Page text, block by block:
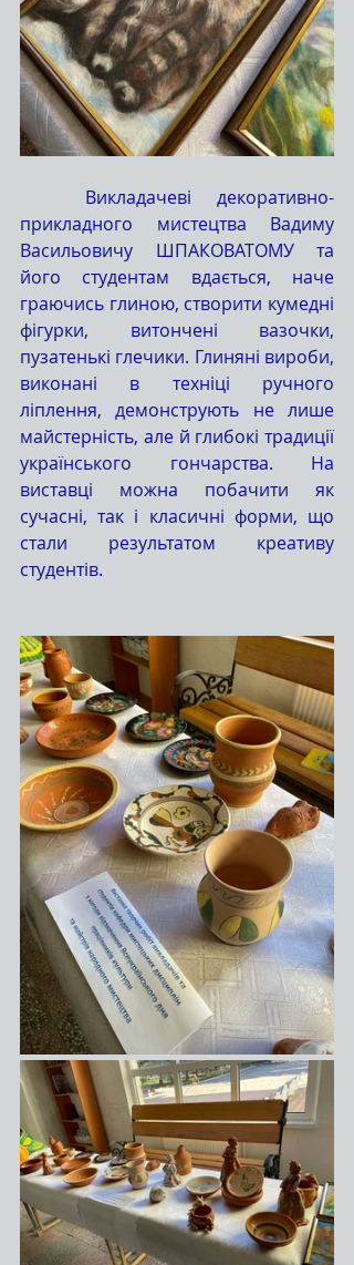
прикладного мистецтва Вадиму
Васильовичу ШПАКОВАТОМУ та
його студентам вдається, наче
граючись глиною, створити кумедні
фігурки, витончені вазочки,
пузатенькі глечики. Глиняні вироби,
виконані в техніці ручного
ліплення, демонструють не лише
майстерність, але й глибокі традиції
українського гончарства. На
виставці можна побачити як
сучасні, так і класичні форми, що
стали результатом креативу
студентів.